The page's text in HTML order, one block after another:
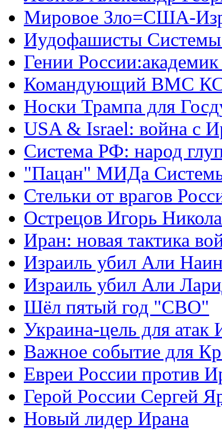
Мировое Зло=США-
Иудофашисты
Гении
Командующий ВМС
Носки Трампа для
USA & Israel: война с
Система РФ: народ
"Пацан" МИДа
Стельки от врагов
Острецов Игорь
Иран: новая тактика
Израиль убил Али
Израиль убил Али
Шёл пятый год "СВО"
Украина-цель для атак
Важное событие для
Евреи России против
Герой России Сергей
Новый лидер Ирана